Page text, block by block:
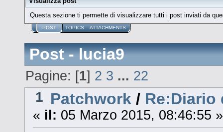
Questa sezione ti permette di visualizzare tutti i post inviati da
POST TOPICS ATTACHMENTS
Post - lucia9
Pagine: [1] 2 3 ... 22
1 Patchwork /
« il: 05 Marzo 2015, 08:46:55 »